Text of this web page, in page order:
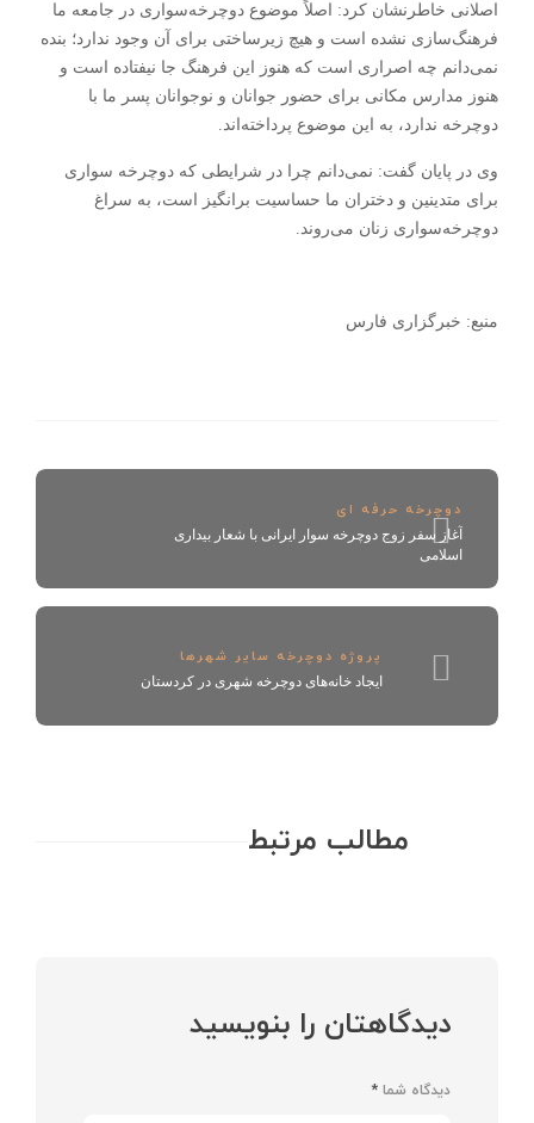
اصلانی خاطرنشان کرد: اصلاً موضوع دوچرخه‌سواری در جامعه ما
فرهنگ‌سازی نشده است و هیچ زیرساختی برای آن وجود ندارد؛ بنده
نمی‌دانم چه اصراری است که هنوز این فرهنگ جا نیفتاده است و
هنوز مدارس مکانی برای حضور جوانان و نوجوانان پسر ما با
دوچرخه ندارد، به این موضوع پرداخته‌اند.
وی در پایان گفت: نمی‌دانم چرا در شرایطی که دوچرخه سواری
برای متدینین و دختران ما حساسیت برانگیز است، به سراغ
دوچرخه‌سواری زنان می‌روند.
منبع: خبرگزاری فارس
دوچرخه حرفه ای
آغاز سفر زوج دوچرخه سوار ایرانی با شعار بیداری
اسلامی
پروژه دوچرخه سایر شهرها
ایجاد خانه‌های دوچرخه شهری در کردستان
مطالب مرتبط
دیدگاهتان را بنویسید
دیدگاه شما *